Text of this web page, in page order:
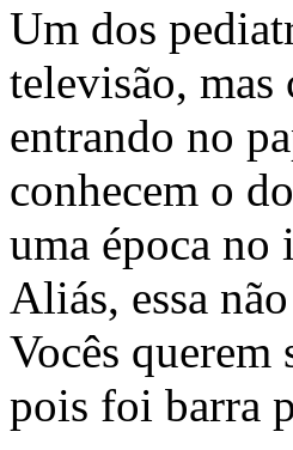
Um dos
televisão,
entrando no
conhecem o
uma época no
Aliás, essa
Vocês querem
pois foi barra